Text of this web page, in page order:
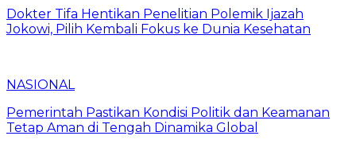
Dokter Tifa Hentikan Penelitian Polemik Ijazah
Jokowi, Pilih Kembali Fokus ke Dunia Kesehatan
NASIONAL
Pemerintah Pastikan Kondisi Politik dan Keamanan
Tetap Aman di Tengah Dinamika Global